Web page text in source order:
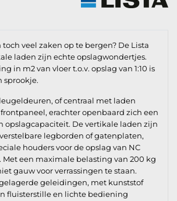
veel zaken op te bergen? De Lista
laden zijn echte opslagwondertjes.
in m2 van vloer t.o.v. opslag van 1:10 is
sprookje.
of centraal met laden
erachter openbaard zich een
opslagcapaciteit. De vertikale laden zijn
legborden of gatenplaten,
houders voor de opslag van NC
Met een maximale belasting van 200 kg
gauw voor verrassingen te staan.
geleidingen, met kunststof
fluisterstille en lichte bediening